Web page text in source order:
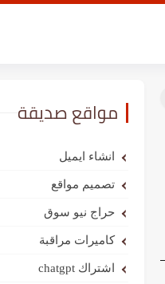
مواقع صديقة
انشاء ايميل
تصميم مواقع
حراج نيو سوق
كاميرات مراقبة
اشتراك chatgpt